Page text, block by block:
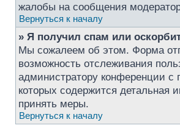
жалобы на сообщения
Вернуться к началу
» Я получил спам или
Мы сожалеем об этом. Форма
возможность отслеживания
администратору конференции с
которых содержится детальная
принять меры.
Вернуться к началу